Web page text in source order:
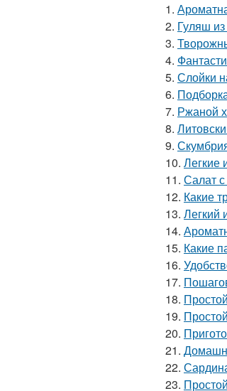
1.
2. Гуляш
3.
4.
5. Слойки
6.
7. Ржаной
8.
9.
10. Легкие
11. Салат
12. Какие
13. Легкий
14.
15. Какие
16.
17.
18.
19.
20.
21.
22.
23.